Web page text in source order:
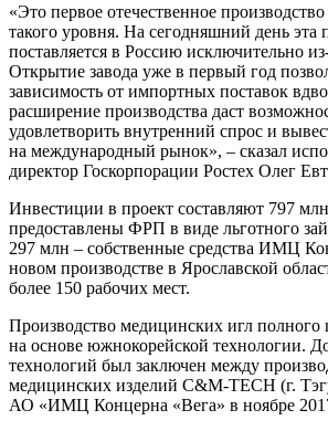
«Это первое отечественное
такого уровня. На сегодняшний день эта
поставляется в Россию исключительно
Открытие завода уже в первый год
зависимость от импортных поставок
расширение производства даст
удовлетворить внутренний спрос и
на международный рынок», – сказал
директор Госкорпорации Ростех Олег
Инвестиции в проект составляют 797
предоставлены ФРП в виде льготного
297 млн – собственные средства ИМЦ
новом производстве в Ярославской
более 150 рабочих мест.
Производство медицинских игл полного
на основе южнокорейской технологии.
технологий был заключен между
медицинских изделий C&M-TECH (г.
АО «ИМЦ Концерна «Вега» в ноябре